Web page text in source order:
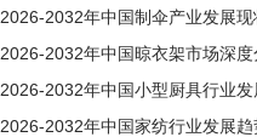
2026-2032年中国制伞产业发展
2026-2032年中国晾衣架市场深
2026-2032年中国小型厨具行业
2026-2032年中国家纺行业发展